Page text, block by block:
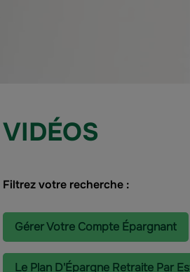
VIDÉOS
Filtrez votre recherche :
Gérer Votre Compte Épargnant
Le Plan D'Épargne Retraite Par